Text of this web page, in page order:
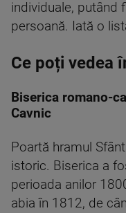
individuale, putând
persoană. Iată o
Ce poți vedea
Biserica romano-
Cavnic
Poartă hramul
istoric. Biserica a
perioada anilor
abia în 1812, de